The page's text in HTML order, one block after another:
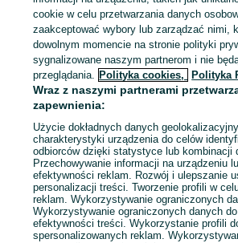
sprzedającym
Zaloguj się / Załóż konto
Zadzwoń / SMS
cookie w celu przetwarzania danych
zaakceptować wybory lub zarządzać nimi,
dowolnym momencie na stronie polityki
sygnalizowane naszym partnerom i nie
przeglądania. Polityka cookies, Polityka
Wraz z naszymi partnerami
zapewnienia:
Użycie dokładnych danych
charakterystyki urządzenia do celów
odbiorców dzięki statystyce lub kombinacji
Przechowywanie informacji na urządzeniu
efektywności reklam. Rozwój i ulepszanie
personalizacji treści. Tworzenie profili w
reklam. Wykorzystywanie ograniczonych
Wykorzystywanie ograniczonych danych
efektywności treści. Wykorzystanie profili
spersonalizowanych reklam.